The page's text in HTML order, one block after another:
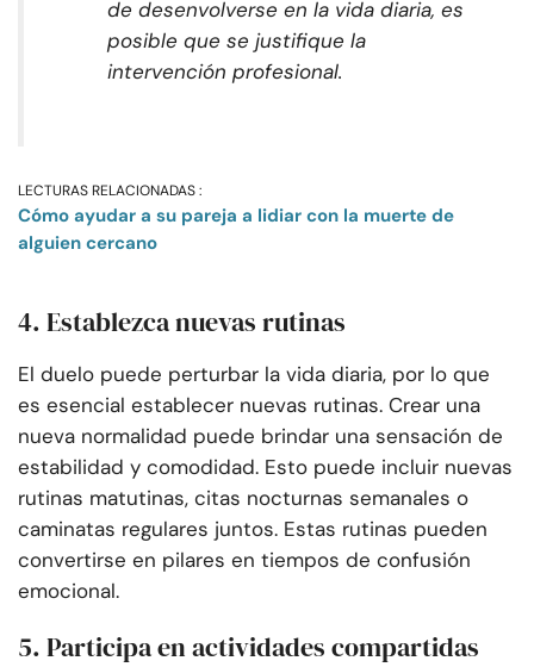
de desenvolverse en la vida diaria, es
posible que se justifique la
intervención profesional.
LECTURAS RELACIONADAS :
Cómo ayudar a su pareja a lidiar con la muerte de
alguien cercano
4. Establezca nuevas rutinas
El duelo puede perturbar la vida diaria, por lo que
es esencial establecer nuevas rutinas. Crear una
nueva normalidad puede brindar una sensación de
estabilidad y comodidad. Esto puede incluir nuevas
rutinas matutinas, citas nocturnas semanales o
caminatas regulares juntos. Estas rutinas pueden
convertirse en pilares en tiempos de confusión
emocional.
5. Participa en actividades compartidas